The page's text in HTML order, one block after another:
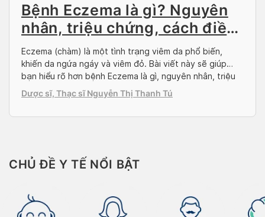
Bệnh Eczema là gì? Nguyên
nhân, triệu chứng, cách điều
trị chàm
Eczema (chàm) là một tình trạng viêm da phổ biến,
khiến da ngứa ngáy và viêm đỏ. Bài viết này sẽ giúp
bạn hiểu rõ hơn bệnh Eczema là gì, nguyên nhân, triệu
chứng cũng như cách điều trị hiệu quả. Giới thiệu về
Eczema (chàm) Bệnh chàm là gì? Bệnh chàm (hay còn
Dược sĩ, Thạc sĩ Nguyễn Thị Thanh Tú
CHỦ ĐỀ Y TẾ NỔI BẬT